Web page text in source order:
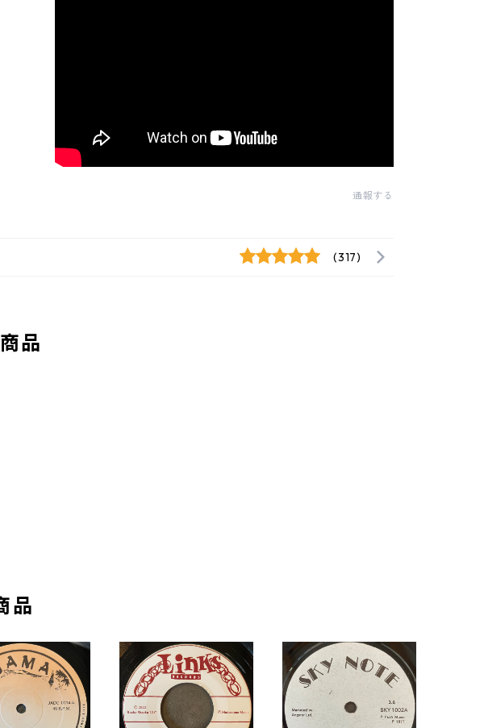
通報する
(317)
品
品